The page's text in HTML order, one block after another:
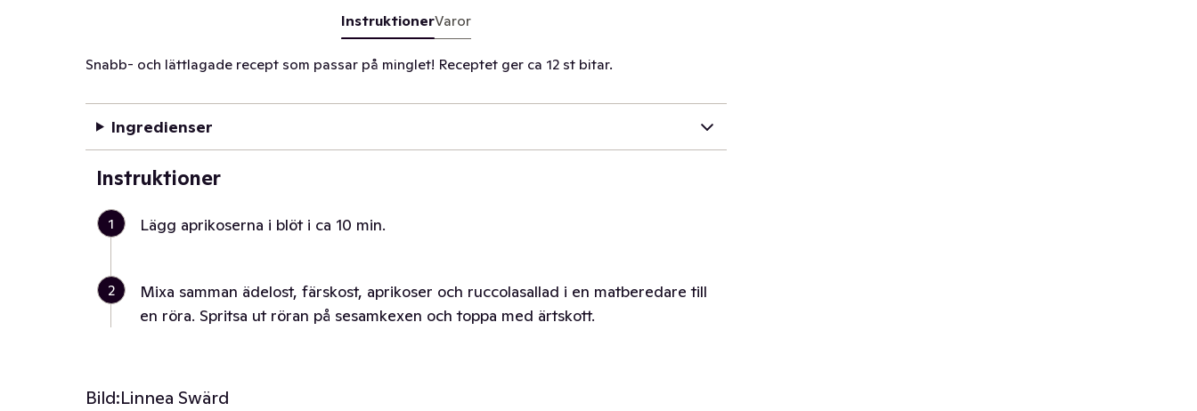
InstruktionerVaror
Snabb- och lättlagade recept som passar på minglet! Receptet ger ca 12 st bitar.
Ingredienser
Instruktioner
1 Lägg aprikoserna i blöt i ca 10 min.
2
Mixa samman ädelost, färskost, aprikoser och ruccolasallad i en matberedare till
en röra. Spritsa ut röran på sesamkexen och toppa med ärtskott.
Bild:Linnea Swärd